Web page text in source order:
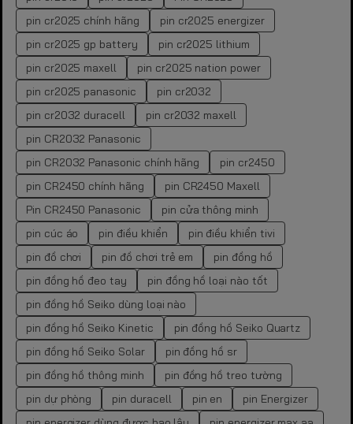
pin cr2025 chính hãng
pin cr2025 energizer
pin cr2025 gp battery
pin cr2025 lithium
pin cr2025 maxell
pin cr2025 nation power
pin cr2025 panasonic
pin cr2032
pin cr2032 duracell
pin cr2032 maxell
pin CR2032 Panasonic
pin CR2032 Panasonic chính hãng
pin cr2450
pin CR2450 chính hãng
pin CR2450 Maxell
Pin CR2450 Panasonic
pin cửa thông minh
pin cúc áo
pin điều khiển
pin điều khiển tivi
pin đồ chơi
pin đồ chơi trẻ em
pin đồng hồ
pin đồng hồ đeo tay
pin đồng hồ loại nào tốt
pin đồng hồ Seiko dùng loại nào
pin đồng hồ Seiko Kinetic
pin đồng hồ Seiko Quartz
pin đồng hồ Seiko Solar
pin đồng hồ sr
pin đồng hồ thông minh
pin đồng hồ treo tường
pin dự phòng
pin duracell pin en
pin Energizer